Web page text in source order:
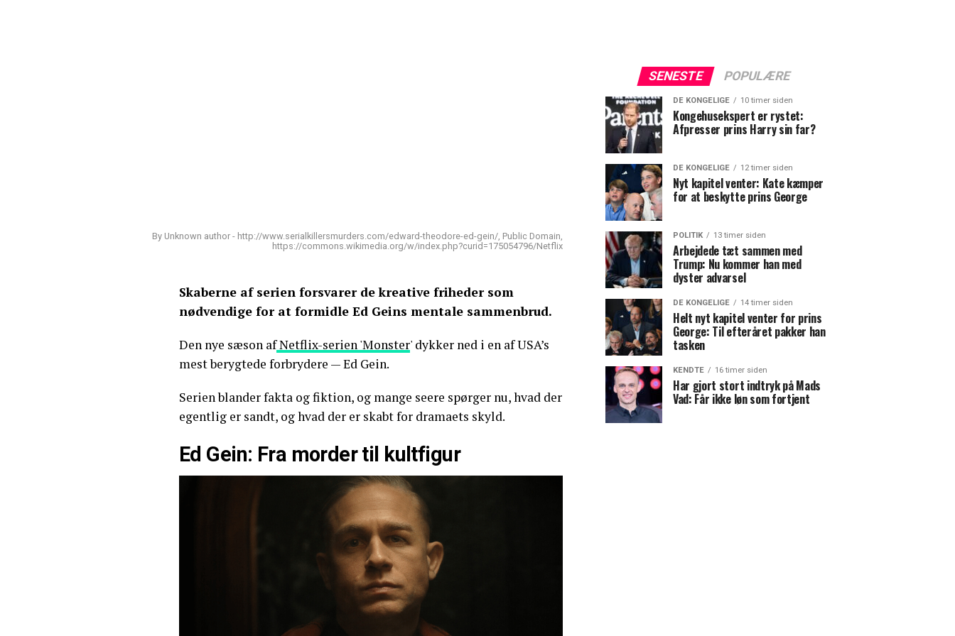
By Unknown author - http://www.serialkillersmurders.com/edward-theodore-ed-gein/, Public Domain,
https://commons.wikimedia.org/w/index.php?curid=175054796/Netflix
Skaberne af serien forsvarer de kreative friheder som
nødvendige for at formidle Ed Geins mentale sammenbrud.
Den nye sæson afNetflix-serien 'Monster' dykker ned i en af USA’s
mest berygtede forbrydere — Ed Gein.
Serien blander fakta og fiktion, og mange seere spørger nu, hvad der
egentlig er sandt, og hvad der er skabt for dramaets skyld.
Ed Gein: Fra morder til kultfigur
SENESTE POPULÆRE
DE KONGELIGE 10 timer siden
Kongehusekspert er rystet:
Afpresser prins Harry sin far?
DE KONGELIGE 12 timer siden
Nyt kapitel venter: Kate kæmper
for at beskytte prins George
POLITIK 13 timer siden
Arbejdede tæt sammen med
Trump: Nu kommer han med
dyster advarsel
DE KONGELIGE 14 timer siden
Helt nyt kapitel venter for prins
George: Til efteråret pakker han
tasken
KENDTE 16 timer siden
Har gjort stort indtryk på Mads
Vad: Får ikke løn som fortjent